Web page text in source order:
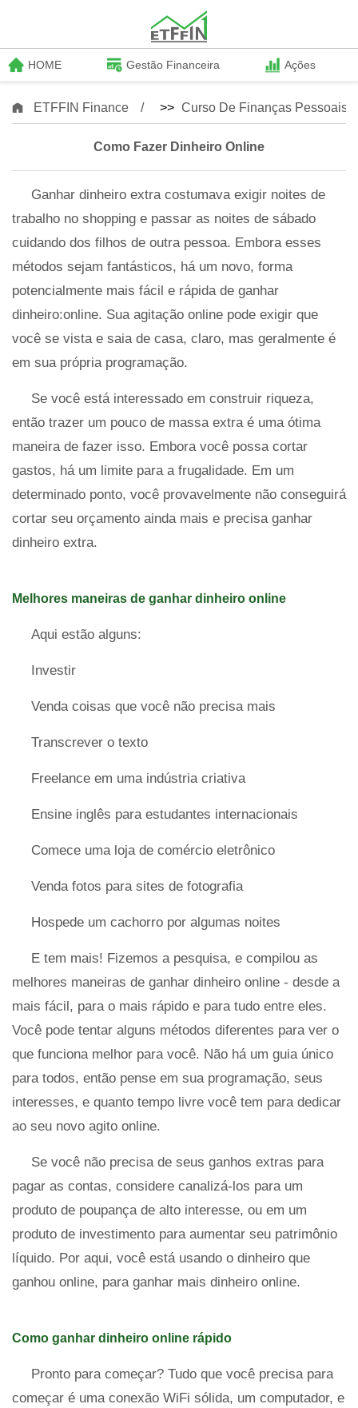
HOME Gestão Financeira Ações
ETFFIN Finance >> Curso De Finanças Pessoais
Como Fazer Dinheiro Online
Ganhar dinheiro extra costumava exigir noites de
trabalho no shopping e passar as noites de sábado
cuidando dos filhos de outra pessoa. Embora esses
métodos sejam fantásticos, há um novo, forma
potencialmente mais fácil e rápida de ganhar
dinheiro:online. Sua agitação online pode exigir que
você se vista e saia de casa, claro, mas geralmente é
em sua própria programação.
Se você está interessado em construir riqueza,
então trazer um pouco de massa extra é uma ótima
maneira de fazer isso. Embora você possa cortar
gastos, há um limite para a frugalidade. Em um
determinado ponto, você provavelmente não conseguirá
cortar seu orçamento ainda mais e precisa ganhar
dinheiro extra.
Melhores maneiras de ganhar dinheiro online
Aqui estão alguns:
Investir
Venda coisas que você não precisa mais
Transcrever o texto
Freelance em uma indústria criativa
Ensine inglês para estudantes internacionais
Comece uma loja de comércio eletrônico
Venda fotos para sites de fotografia
Hospede um cachorro por algumas noites
E tem mais! Fizemos a pesquisa, e compilou as
melhores maneiras de ganhar dinheiro online - desde a
mais fácil, para o mais rápido e para tudo entre eles.
Você pode tentar alguns métodos diferentes para ver o
que funciona melhor para você. Não há um guia único
para todos, então pense em sua programação, seus
interesses, e quanto tempo livre você tem para dedicar
ao seu novo agito online.
Se você não precisa de seus ganhos extras para
pagar as contas, considere canalizá-los para um
produto de poupança de alto interesse, ou em um
produto de investimento para aumentar seu patrimônio
líquido. Por aqui, você está usando o dinheiro que
ganhou online, para ganhar mais dinheiro online.
Como ganhar dinheiro online rápido
Pronto para começar? Tudo que você precisa para
começar é uma conexão WiFi sólida, um computador, e